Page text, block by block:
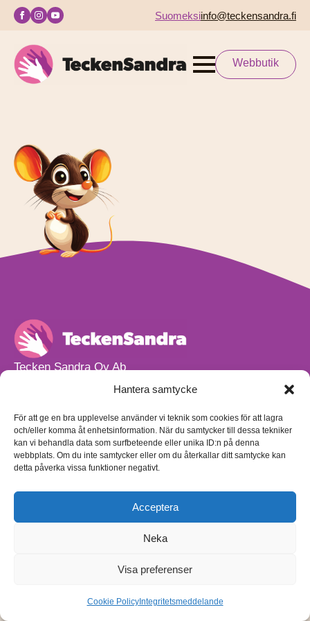
Hantera samtycke
För att ge en bra upplevelse använder vi teknik som cookies för att lagra
och/eller komma åt enhetsinformation. När du samtycker till dessa tekniker
kan vi behandla data som surfbeteende eller unika ID:n på denna
webbplats. Om du inte samtycker eller om du återkallar ditt samtycke kan
detta påverka vissa funktioner negativt.
Acceptera
Neka
Visa preferenser
Cookie PolicyIntegritetsmeddelande
Suomeksiinfo@teckensandra.fi
Webbutik
Tecken Sandra Oy Ab
info@teckensandra.fi
Vårt verksamhetsutrymme HÖRNAN ligger i Sibbo.
Torpvägen 9 B 13,
01150 Söderkulla
Beställnings- och leveransvillkor
Sekretesspolicy
(på finska)